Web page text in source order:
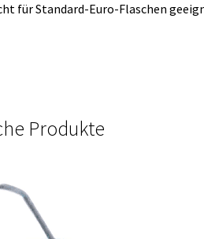
für Standard-Euro-Flaschen
Produkte